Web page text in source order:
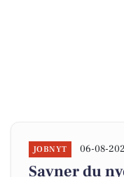
JOBNYT 06-08-
Savner du